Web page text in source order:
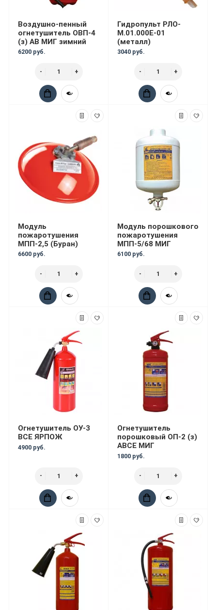
Воздушно-пенный
огнетушитель ОВП-4
(з) АВ МИГ зимний
6200 руб.
Гидропульт РЛО-
М.01.000Е-01
(металл)
3040 руб.
Модуль
пожаротушения
МПП-2,5 (Буран)
6600 руб.
Модуль порошкового
пожаротушения
МПП-5/68 МИГ
6100 руб.
Огнетушитель ОУ-3
ВСЕ ЯРПОЖ
4900 руб.
Огнетушитель
порошковый ОП-2 (з)
АВСЕ МИГ
1800 руб.